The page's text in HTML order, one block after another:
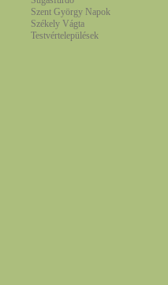
Szent György Napok
Székely Vágta
Testvértelepülések